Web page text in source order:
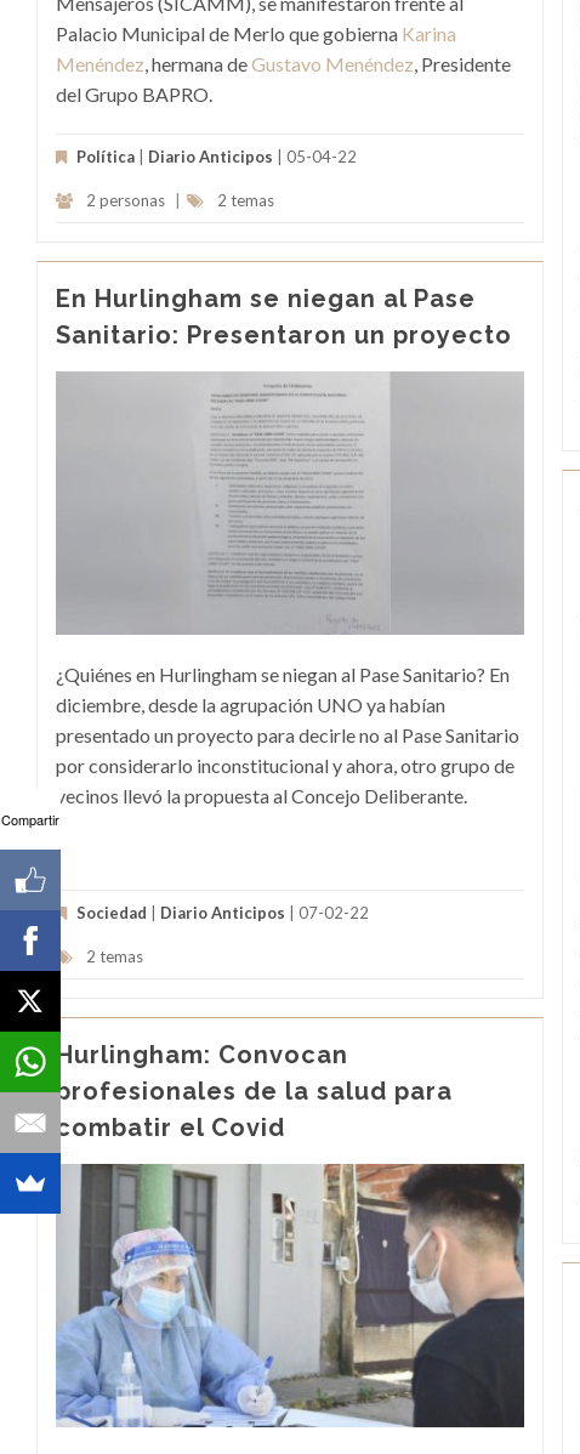
Palacio Municipal de Merlo que gobierna Karina
Menéndez, hermana deGustavo Menéndez, Presidente
del Grupo BAPRO.
Política Diario Anticipos | 05-04-22
2 personas 2 temas
En Hurlingham se niegan al Pase
Sanitario: Presentaron un proyecto
¿Quiénes en Hurlingham se niegan al Pase Sanitario? En
diciembre, desde la agrupación UNO ya habían
presentado un proyecto para decirle no al Pase Sanitario
por considerarlo inconstitucional y ahora, otro grupo de
vecinos llevó la propuesta al Concejo Deliberante.
Sociedad Diario Anticipos | 07-02-22
2 temas
Hurlingham: Convocan
profesionales de la salud para
combatir el Covid
Compartir